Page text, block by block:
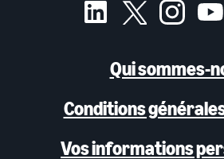
Qui sommes-
Conditions
Vos informations